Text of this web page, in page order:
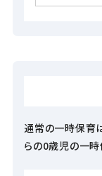
通常の一時保育
らの0歳児の一時